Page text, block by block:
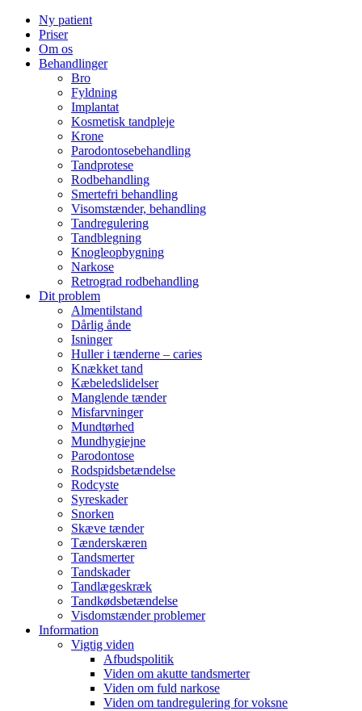
Ny patient
Priser
Om os
Behandlinger
Bro
Fyldning
Implantat
Kosmetisk tandpleje
Krone
Parodontosebehandling
Tandprotese
Rodbehandling
Smertefri behandling
Visomstænder, behandling
Tandregulering
Tandblegning
Knogleopbygning
Narkose
Retrograd rodbehandling
Dit problem
Almentilstand
Dårlig ånde
Isninger
Huller i tænderne – caries
Knækket tand
Kæbeledslidelser
Manglende tænder
Misfarvninger
Mundtørhed
Mundhygiejne
Parodontose
Rodspidsbetændelse
Rodcyste
Syreskader
Snorken
Skæve tænder
Tænderskæren
Tandsmerter
Tandskader
Tandlægeskræk
Tandkødsbetændelse
Visdomstænder problemer
Information
Vigtig viden
Afbudspolitik
Viden om akutte tandsmerter
Viden om fuld narkose
Viden om tandregulering for voksne